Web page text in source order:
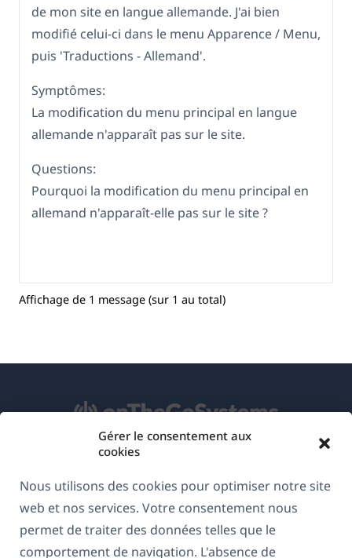
Gérer le consentement aux
cookies
Nous utilisons des cookies pour optimiser notre site
web et nos services. Votre consentement nous
permet de traiter des données telles que le
comportement de navigation. L'absence de
de mon site en langue allemande. J'ai bien
modifié celui-ci dans le menu Apparence / Menu,
puis 'Traductions - Allemand'.
Symptômes:
La modification du menu principal en langue
allemande n'apparaît pas sur le site.
Questions:
Pourquoi la modification du menu principal en
allemand n'apparaît-elle pas sur le site ?
Affichage de 1 message (sur 1 au total)
RGPD & Politique de confidentialité
Rejoignez notre équipe(s'ouvre
dans